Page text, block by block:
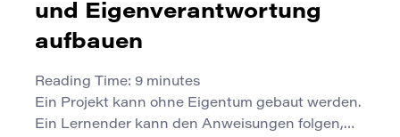
und Eigenverantwortung
aufbauen
Reading Time: 9 minutes
Ein Projekt kann ohne Eigentum gebaut werden.
Ein Lernender kann den Anweisungen folgen,